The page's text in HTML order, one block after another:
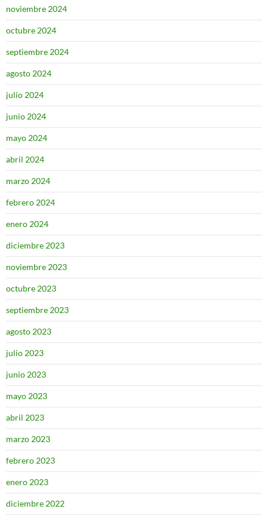
noviembre 2024
octubre 2024
septiembre 2024
agosto 2024
julio 2024
junio 2024
mayo 2024
abril 2024
marzo 2024
febrero 2024
enero 2024
diciembre 2023
noviembre 2023
octubre 2023
septiembre 2023
agosto 2023
julio 2023
junio 2023
mayo 2023
abril 2023
marzo 2023
febrero 2023
enero 2023
diciembre 2022